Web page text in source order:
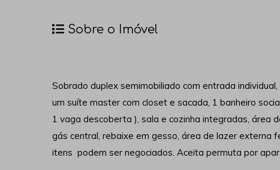
Sobre o Imóvel
Sobrado duplex semimobiliado com entrada
um suíte master com closet e sacada, 1 banheiro
1 vaga descoberta ), sala e cozinha integradas, área
gás central, rebaixe em gesso, área de lazer externa
itens podem ser negociados. Aceita permuta por